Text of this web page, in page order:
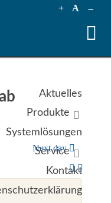
+ A --
Aktuelles
Produkte
Systemlösungen
Service
Kontakt
Next day